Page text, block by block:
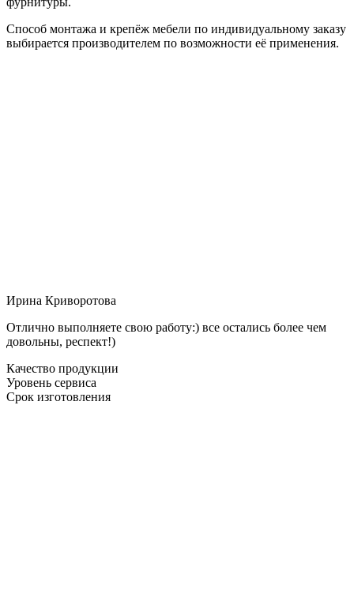
Способ монтажа и крепёж мебели по индивидуальному заказу
выбирается производителем по возможности её применения.
Ирина Криворотова
Отлично выполняете свою работу:) все остались более чем
довольны, респект!)
Качество продукции
Уровень сервиса
Срок изготовления